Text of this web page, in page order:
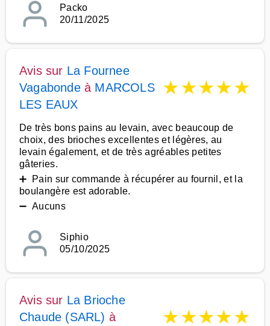
Packo
20/11/2025
Avis sur La Fournee
Vagabondeà MARCOLS
LES EAUX
★★★★★
De très bons pains au levain, avec beaucoup de
choix, des brioches excellentes et légères, au
levain également, et de très agréables petites
gâteries.
➕ Pain sur commande à récupérer au fournil, et la
boulangère est adorable.
➖ Aucuns
Siphio
05/10/2025
Avis sur La Brioche
Chaude (SARL) à ★★★★★